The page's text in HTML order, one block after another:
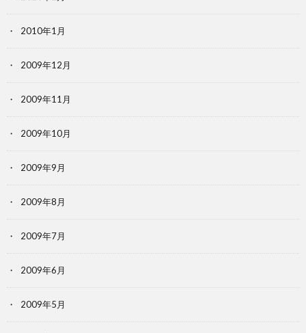
2010年1月
2009年12月
2009年11月
2009年10月
2009年9月
2009年8月
2009年7月
2009年6月
2009年5月